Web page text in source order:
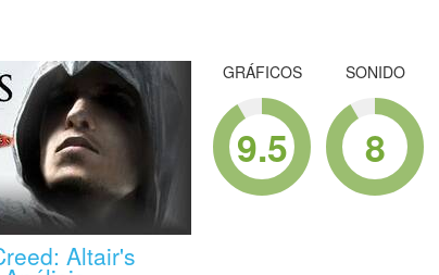
Altair's
GRÁFICOS
9.5
SONIDO
8